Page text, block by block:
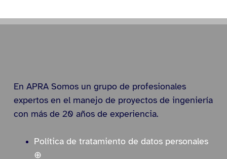
En APRA Somos un grupo de profesionales
expertos en el manejo de proyectos de ingeniería
con más de 20 años de experiencia.
Política de tratamiento de datos personales
⊕